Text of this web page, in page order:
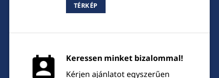
TÉRKÉP
Keressen minket bizalommal!
Kérjen ajánlatot egyszerűen